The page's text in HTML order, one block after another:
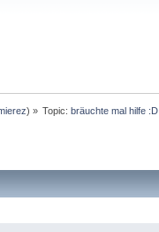
) » Topic:bräuchte mal hilfe :D